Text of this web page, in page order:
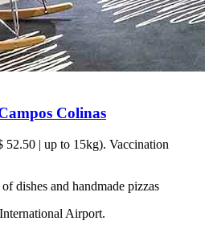
Colinas
52.50 | up to 15kg). Vaccination
dishes and handmade pizzas
Airport.